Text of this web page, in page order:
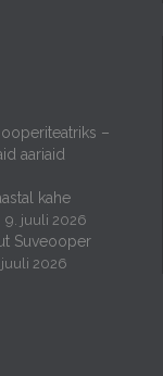
–
aariaid
kahe
9. juuli 2026
Suveooper
juuli 2026